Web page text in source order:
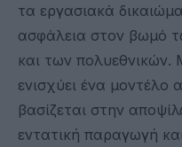
τα εργασιακά
ασφάλεια στον βωμό
και των πολυεθνικών.
ενισχύει ένα μοντέλο
βασίζεται στην
εντατική παραγωγή